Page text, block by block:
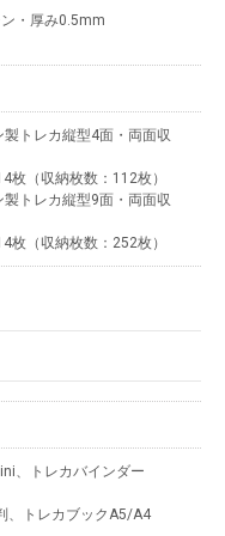
・厚み0.5mm
トレカ縦型4面・両面収
枚（収納枚数：112枚）
トレカ縦型9面・両面収
枚（収納枚数：252枚）
、トレカバインダー
、トレカブックA5/A4